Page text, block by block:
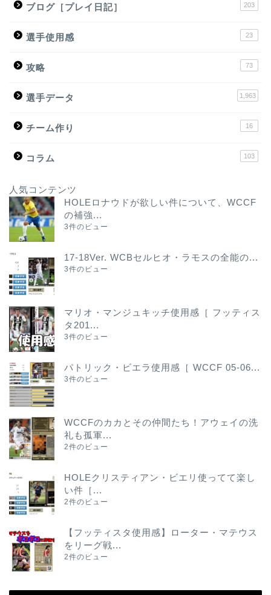
ブログ［プレイ日記］ 203
選手使用感 23
攻略 73
選手データ 1,963
チーム作り 16
コラム 103
人気コンテンツ
HOLEロナウドが欲しい件について、WCCF
の補強...
3件のビュー
17-18Ver. WCBセルヒオ・ラモスの全能の...
3件のビュー
マリオ・マンジュキッチ使用感［ フッティス
タ201...
3件のビュー
パトリック・ビエラ使用感［ WCCF 05-06...
3件のビュー
WCCFのカカとその仲間たち！アウェイの洗
礼も孤軍...
2件のビュー
HOLEクリスティアン・ビエリ使ってて楽し
い件［...
2件のビュー
【フッティスタ使用感】ローター・マテウス
をリーグ戦...
2件のビュー